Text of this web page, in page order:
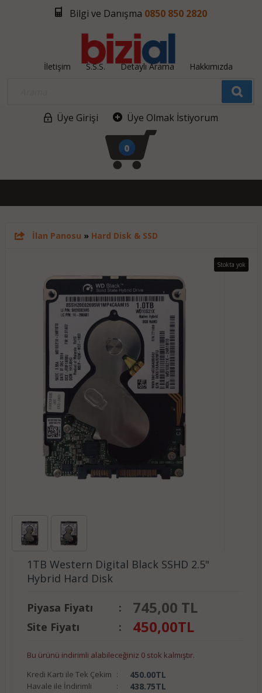
Bilgi ve Danışma 0850 850 2820
İletişim S.S.S. Detaylı Arama Hakkımızda
Üye Girişi Üye Olmak İstiyorum
0
İlan Panosu » Hard Disk & SSD
Stokta yok
1TB Western Digital Black SSHD 2.5"
Hybrid Hard Disk
Piyasa Fiyatı : 745,00 TL
Site Fiyatı : 450,00TL
Bu ürünü indirimli alabileceğiniz 0 stok kalmıştır.
Kredi Kartı ile Tek Çekim : 450.00TL
Havale ile İndirimli : 438.75TL